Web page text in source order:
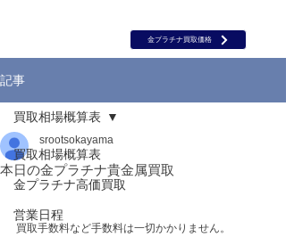
金プラチナ買取価格
記事
買取相場概算表
金プラチナ高価買取
営業日程
買取相場概算表
本日の金プラチナ貴金属買取
srootsokayama
買取手数料など手数料は一切かかりません。